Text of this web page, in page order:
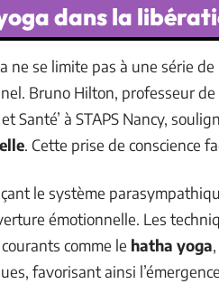
dans la
ne se limite pas à une série
Bruno Hilton, professeur
Santé’ à STAPS Nancy,
. Cette prise de conscience
le système
émotionnelle. Les
comme le hatha yoga
favorisant ainsi